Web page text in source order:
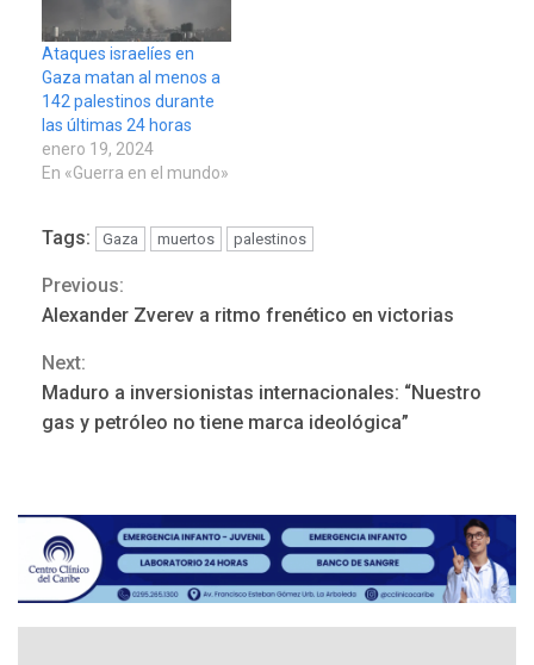
Ataques israelíes en
Gaza matan al menos a
142 palestinos durante
las últimas 24 horas
enero 19, 2024
En «Guerra en el mundo»
Tags: Gaza muertos palestinos
Continue
Reading
Previous:
Alexander Zverev a ritmo frenético en victorias
Next:
Maduro a inversionistas internacionales: “Nuestro
gas y petróleo no tiene marca ideológica”
3
Dólar cierra la semana en
4
POLÍTICA
TITULARES
INTERNACIONALES
TITULARES
ÚLTIMA HORA
España impone controles